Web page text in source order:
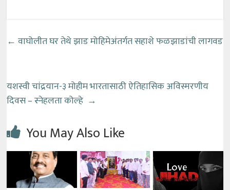
← वाघोलीत घर तेथे झाड मोहिमेअंतर्गत सहाशे फळझाडांची लागवड
यशस्वी चांद्रयान-३ मोहीम भारतासाठी ऐतिहासिक अविस्मरणीय
दिवस – स्नेहलता कोल्हे →
You May Also Like